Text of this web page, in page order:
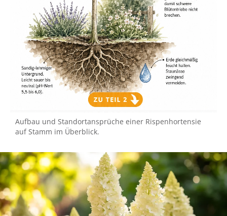
Aufbau und Standortansprüche einer Rispenhortensie
auf Stamm im Überblick.